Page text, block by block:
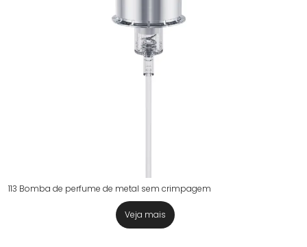
113 Bomba de perfume de metal sem crimpagem
Veja mais